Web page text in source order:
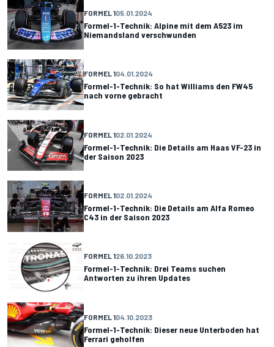
FORMEL 105.01.2024
Formel-1-Technik: Alpine mit dem A523 im
Niemandsland verschwunden
FORMEL 104.01.2024
Formel-1-Technik: So hat Williams den FW45
nach vorne gebracht
FORMEL 102.01.2024
Formel-1-Technik: Die Details am Haas VF-23 in
der Saison 2023
FORMEL 102.01.2024
Formel-1-Technik: Die Details am Alfa Romeo
C43 in der Saison 2023
FORMEL 126.10.2023
Formel-1-Technik: Drei Teams suchen
Antworten zu ihren Updates
FORMEL 104.10.2023
Formel-1-Technik: Dieser neue Unterboden hat
Ferrari geholfen